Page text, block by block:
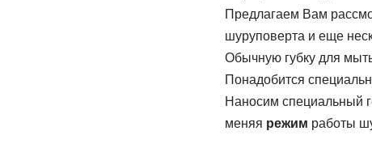
Предлагаем Вам
шуруповерта и еще
Обычную губку для
Понадобится
Наносим специальный
меняя режим работы